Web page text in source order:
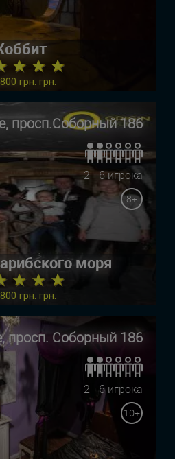
★ ★ ★
грн. грн.
просп.Соборный 186
2 - 6 игрока
8+
моря
★ ★ ★
грн. грн.
просп. Соборный 186
2 - 6 игрока
10+